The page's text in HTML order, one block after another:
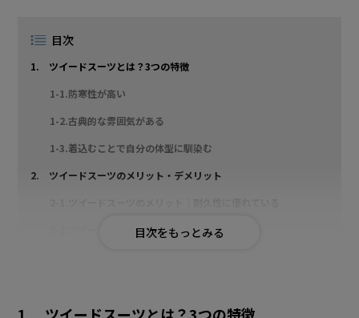
目次
1. ツイードスーツとは？3つの特徴
1-1.防寒性が高い
1-2.古典的な雰囲気がある
1-3.着込むことで自分の体型に馴染む
2. ツイードスーツのメリット・デメリット
2-2.ツイードスーツのデメリット｜手入れが必須
3-2.MOON（ムーン）
1. ツイードスーツとは？3つの特徴